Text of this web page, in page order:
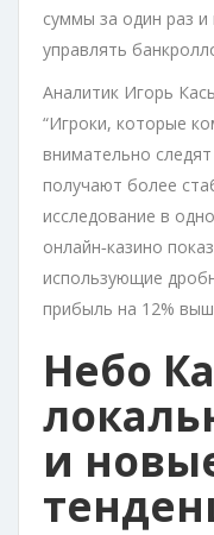
суммы за один раз
управлять
Аналитик Игорь
“Игроки, которые
внимательно
получают более
исследование в
онлайн‑казино
использующие
прибыль на 12%
Небо
и